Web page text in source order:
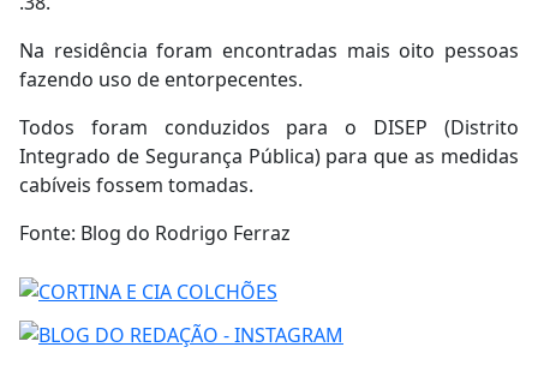
Na residência foram encontradas mais oito pessoas
fazendo uso de entorpecentes.
Todos foram conduzidos para o DISEP (Distrito
Integrado de Segurança Pública) para que as medidas
cabíveis fossem tomadas.
Fonte: Blog do Rodrigo Ferraz